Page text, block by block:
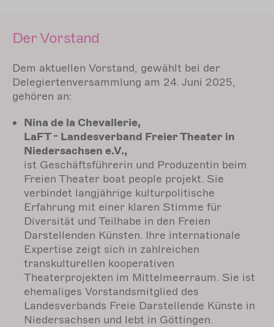
Der Vorstand
Dem aktuellen Vorstand, gewählt bei der
Delegiertenversammlung am 24. Juni 2025,
gehören an:
Nina de la Chevallerie,
LaFT - Landesverband Freier Theater in
Niedersachsen e.V.,
ist Geschäftsführerin und Produzentin beim
Freien Theater boat people projekt. Sie
verbindet langjährige kulturpolitische
Erfahrung mit einer klaren Stimme für
Diversität und Teilhabe in den Freien
Darstellenden Künsten. Ihre internationale
Expertise zeigt sich in zahlreichen
transkulturellen kooperativen
Theaterprojekten im Mittelmeerraum. Sie ist
ehemaliges Vorstandsmitglied des
Landesverbands Freie Darstellende Künste in
Niedersachsen und lebt in Göttingen.